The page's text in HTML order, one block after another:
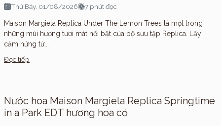
Thứ Bảy, 01/08/2026 7 phút đọc
Maison Margiela Replica Under The Lemon Trees là một trong
những mùi hương tươi mát nổi bật của bộ sưu tập Replica. Lấy
cảm hứng từ...
Đọc tiếp
Nước hoa Maison Margiela Replica Springtime
in a Park EDT hương hoa cỏ